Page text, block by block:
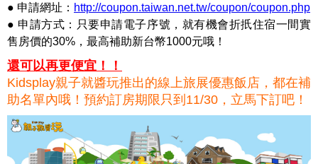
● 申請網址： http://coupon.taiwan.net.tw/coupon/coupon.php
● 申請方式：只要申請電子序號，就有機會折扺住宿一間實
售房價的30%，最高補助新台幣1000元哦！
還可以再更便宜！！
Kidsplay親子就醬玩推出的線上旅展優惠飯店，都在補
助名單內哦！預約訂房期限只到11/30，立馬下訂吧！